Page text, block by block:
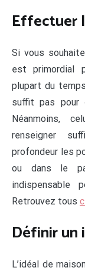
Effectuer
Si vous
est primordial
plupart du
suffit pas pour
Néanmoins,
renseigner
profondeur les
ou dans le
indispensable
Retrouvez tous
Définir un
L’idéal de